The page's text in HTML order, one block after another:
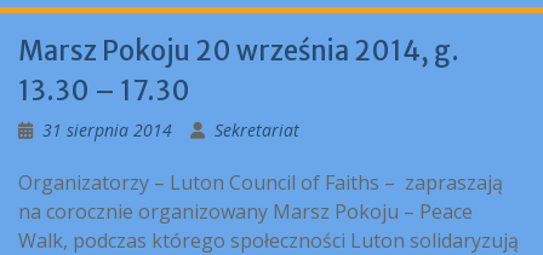
Marsz Pokoju 20 września 2014, g.
13.30 – 17.30
31 sierpnia 2014 Sekretariat
Organizatorzy – Luton Council of Faiths – zapraszają
na corocznie organizowany Marsz Pokoju – Peace
Walk, podczas którego społeczności Luton solidaryzują